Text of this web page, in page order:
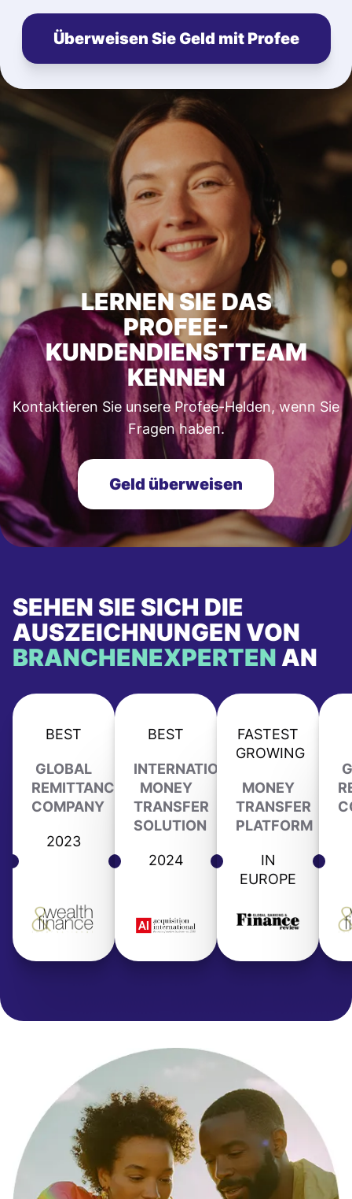
Überweisen Sie Geld mit Profee
LERNEN SIE DAS
PROFEE-
KUNDENDIENSTTEAM
KENNEN
Kontaktieren Sie unsere Profee-Helden, wenn Sie
Fragen haben.
Geld überweisen
SEHEN SIE SICH DIE
AUSZEICHNUNGEN VON
BRANCHENEXPERTEN AN
BEST
GLOBAL
REMITTANCE
COMPANY
2023
BEST
INTERNATIONAL
MONEY
TRANSFER
SOLUTION
2024
FASTEST
GROWING
MONEY
TRANSFER
PLATFORM
IN
EUROPE